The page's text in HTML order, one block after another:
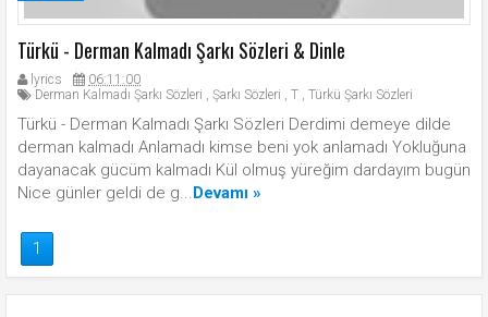
Türkü - Derman Kalmadı Şarkı Sözleri & Dinle
lyrics
06:11:00
Derman Kalmadı Şarkı Sözleri , Şarkı Sözleri , T , Türkü Şarkı Sözleri
Türkü - Derman Kalmadı Şarkı Sözleri Derdimi demeye dilde
derman kalmadı Anlamadı kimse beni yok anlamadı Yokluğuna
dayanacak gücüm kalmadı Kül olmuş yüreğim dardayım bugün
Nice günler geldi de g...Devamı »
1